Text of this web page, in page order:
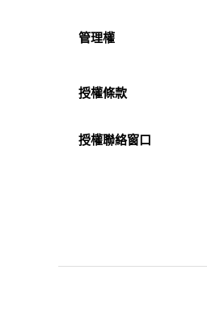
管理權
授權條款
授權聯絡窗口